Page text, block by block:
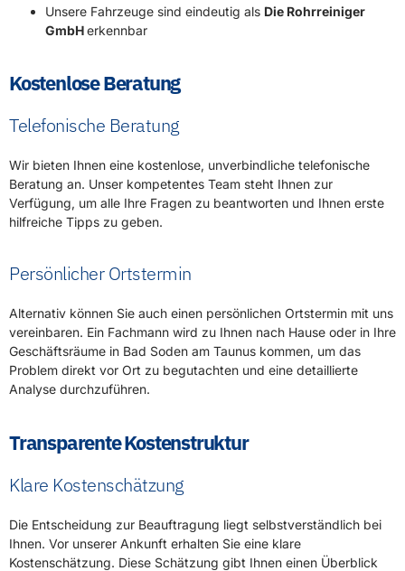
Unsere Fahrzeuge sind eindeutig als Die Rohrreiniger
GmbHerkennbar
Kostenlose Beratung
Telefonische Beratung
Wir bieten Ihnen eine kostenlose, unverbindliche telefonische
Beratung an. Unser kompetentes Team steht Ihnen zur
Verfügung, um alle Ihre Fragen zu beantworten und Ihnen erste
hilfreiche Tipps zu geben.
Persönlicher Ortstermin
Alternativ können Sie auch einen persönlichen Ortstermin mit uns
vereinbaren. Ein Fachmann wird zu Ihnen nach Hause oder in Ihre
Geschäftsräume in Bad Soden am Taunus kommen, um das
Problem direkt vor Ort zu begutachten und eine detaillierte
Analyse durchzuführen.
Transparente Kostenstruktur
Klare Kostenschätzung
Die Entscheidung zur Beauftragung liegt selbstverständlich bei
Ihnen. Vor unserer Ankunft erhalten Sie eine klare
Kostenschätzung. Diese Schätzung gibt Ihnen einen Überblick